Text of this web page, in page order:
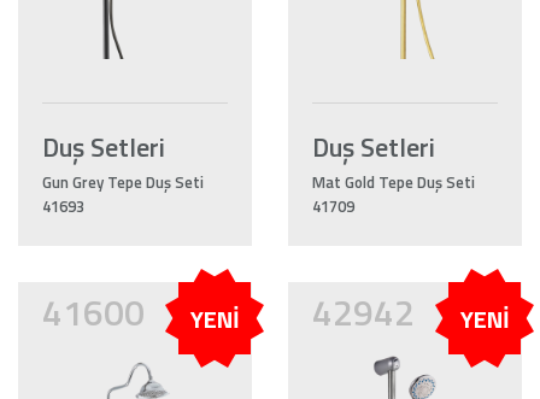
Duş Setleri
Gun Grey Tepe Duş Seti
41693
Duş Setleri
Mat Gold Tepe Duş Seti
41709
41600 YENİ 42942 YENİ